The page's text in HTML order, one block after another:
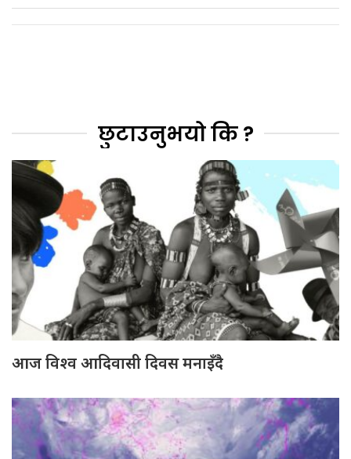
छुटाउनुभयो कि ?
आज विश्व आदिवासी दिवस मनाइँदै